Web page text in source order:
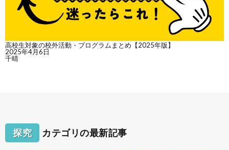
高校生対象の校外活動・プログラムまとめ【2025年版】
2025年4月6日
千晴
探究 カテゴリの最新記事